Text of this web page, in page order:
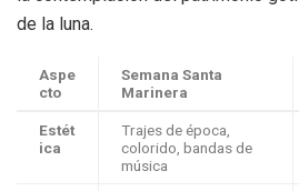
de la luna.
Aspe
cto
Semana Santa
Marinera
Estét
ica
Trajes de época,
colorido, bandas de
música